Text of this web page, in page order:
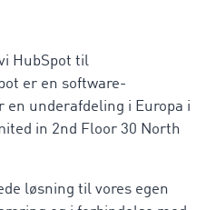
HubSpot til
er en software-
en underafdeling i Europa i
in 2nd Floor 30 North
løsning til vores egen